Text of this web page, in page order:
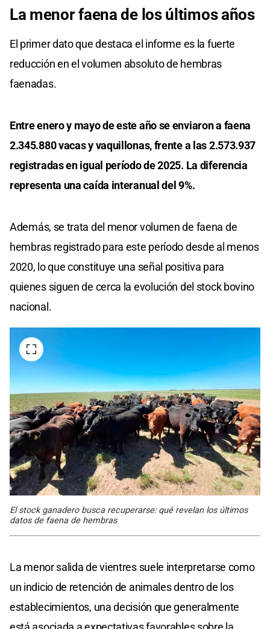
La menor faena de los últimos años
El primer dato que destaca el informe es la fuerte
reducción en el volumen absoluto de hembras
faenadas.
Entre enero y mayo de este año se enviaron a faena
2.345.880 vacas y vaquillonas, frente a las 2.573.937
registradas en igual período de 2025. La diferencia
representa una caída interanual del 9%.
Además, se trata del menor volumen de faena de
hembras registrado para este período desde al menos
2020, lo que constituye una señal positiva para
quienes siguen de cerca la evolución del stock bovino
nacional.
El stock ganadero busca recuperarse: qué revelan los últimos
datos de faena de hembras
La menor salida de vientres suele interpretarse como
un indicio de retención de animales dentro de los
establecimientos, una decisión que generalmente